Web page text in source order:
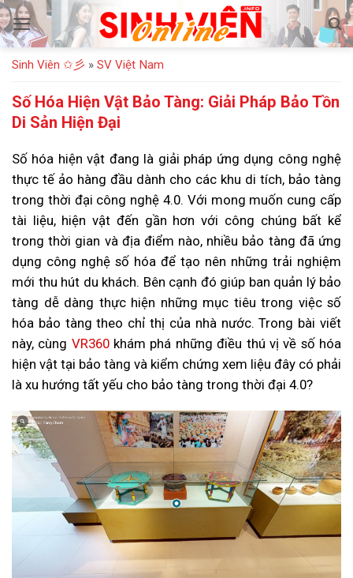
Bỏ
qua
nội
dung
Sinh Viên ✩彡 » SV Việt Nam
Số Hóa Hiện Vật Bảo Tàng: Giải Pháp Bảo Tồn
Di Sản Hiện Đại
Số hóa hiện vật đang là giải pháp ứng dụng công nghệ
thực tế ảo hàng đầu dành cho các khu di tích, bảo tàng
trong thời đại công nghệ 4.0. Với mong muốn cung cấp
tài liệu, hiện vật đến gần hơn với công chúng bất kể
trong thời gian và địa điểm nào, nhiều bảo tàng đã ứng
dụng công nghệ số hóa để tạo nên những trải nghiệm
mới thu hút du khách. Bên cạnh đó giúp ban quản lý bảo
tàng dễ dàng thực hiện những mục tiêu trong việc số
hóa bảo tàng theo chỉ thị của nhà nước. Trong bài viết
này, cùng VR360khám phá những điều thú vị về số hóa
hiện vật tại bảo tàng và kiểm chứng xem liệu đây có phải
là xu hướng tất yếu cho bảo tàng trong thời đại 4.0?